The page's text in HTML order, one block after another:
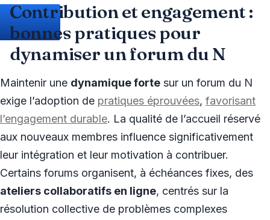
Contribution et engagement :
bonnes pratiques pour
dynamiser un forum du N
Maintenir une dynamique forte sur un forum du N
exige l’adoption de pratiques éprouvées, favorisant
l’engagement durable. La qualité de l’accueil réservé
aux nouveaux membres influence significativement
leur intégration et leur motivation à contribuer.
Certains forums organisent, à échéances fixes, des
ateliers collaboratifs en ligne, centrés sur la
résolution collective de problèmes complexes